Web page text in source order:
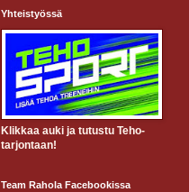
Yhteistyössä
Klikkaa auki ja tutustu Teho-
tarjontaan!
Team Rahola Facebookissa